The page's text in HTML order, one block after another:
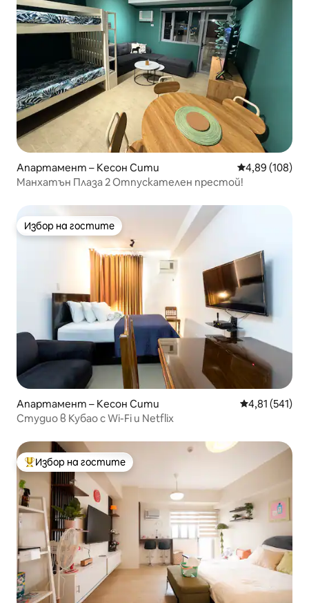
Апартамент – Кесон Сити Средна
4,89 (108)
Манхатън Плаза 2 Отпускателен престой!
Избор на гостите
Избор на гостите
Апартамент – Кесон Сити Средна
4,81 (541)
Студио в Кубао с Wi-Fi и Netflix
Най-популярен избор на гостите
Избор на гостите